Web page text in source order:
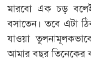
মারবো এক চড়
বসাতেন। তবে এটা
যাওয়া
আমার বছর তিনেকের